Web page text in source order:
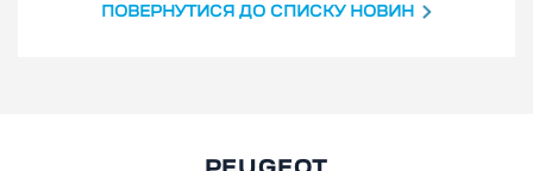
ПОВЕРНУТИСЯ ДО СПИСКУ НОВИН